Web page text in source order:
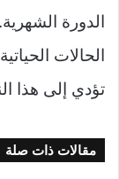
الدورة
الحالات
تؤدي إلى هذا
مقالات ذات صلة